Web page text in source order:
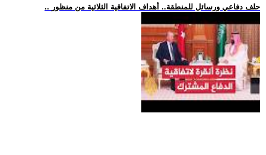
.. حلف دفاعي ورسائل للمنطقة.. أهداف الاتفاقية الثلاثية من منظور